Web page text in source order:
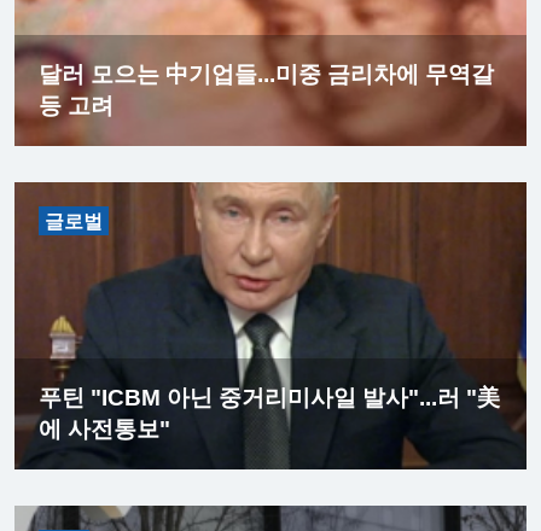
달러 모으는 中기업들...미중 금리차에 무역갈
등 고려
글로벌
푸틴 "ICBM 아닌 중거리미사일 발사"...러 "美
에 사전통보"